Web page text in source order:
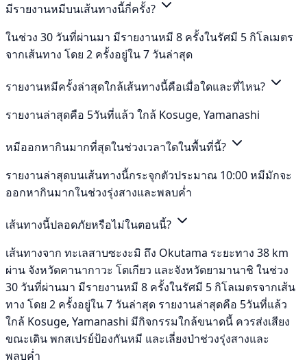
มีรายงานหมีบนเส้นทางนี้กี่ครั้ง?
ในช่วง 30 วันที่ผ่านมา มีรายงานหมี 8 ครั้งในรัศมี 5 กิโลเมตร
จากเส้นทาง โดย 2 ครั้งอยู่ใน 7 วันล่าสุด
รายงานหมีครั้งล่าสุดใกล้เส้นทางนี้คือเมื่อใดและที่ไหน?
รายงานล่าสุดคือ 5วันที่แล้ว ใกล้ Kosuge, Yamanashi
หมีออกหากินมากที่สุดในช่วงเวลาใดในพื้นที่นี้?
รายงานล่าสุดบนเส้นทางนี้กระจุกตัวประมาณ 10:00 หมีมักจะ
ออกหากินมากในช่วงรุ่งสางและพลบค่ำ
เส้นทางนี้ปลอดภัยหรือไม่ในตอนนี้?
เส้นทางจาก ทะเลสาบซะงะมิ ถึง Okutama ระยะทาง 38 km
ผ่าน จังหวัดคานากาวะ โตเกียว และจังหวัดยามานาชิ ในช่วง
30 วันที่ผ่านมา มีรายงานหมี 8 ครั้งในรัศมี 5 กิโลเมตรจากเส้น
ทาง โดย 2 ครั้งอยู่ใน 7 วันล่าสุด รายงานล่าสุดคือ 5วันที่แล้ว
ใกล้ Kosuge, Yamanashi มีกิจกรรมใกล้ขนาดนี้ ควรส่งเสียง
ขณะเดิน พกสเปรย์ป้องกันหมี และเลี่ยงป่าช่วงรุ่งสางและ
พลบค่ำ